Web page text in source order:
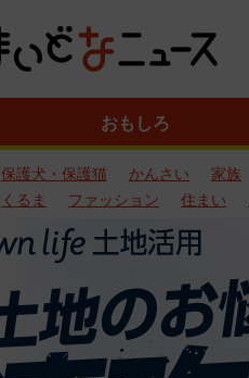
おもしろ
保護犬・保護猫 かんさい 家族
くるま
ファッション 住まい